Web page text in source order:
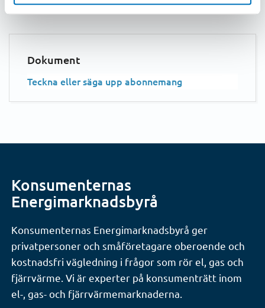
Dokument
Teckna eller säga upp abonnemang
Konsumenternas
Energimarknadsbyrå
Konsumenternas Energimarknadsbyrå ger
privatpersoner och småföretagare oberoende och
kostnadsfri vägledning i frågor som rör el, gas och
fjärrvärme. Vi är experter på konsumenträtt inom
el-, gas- och fjärrvärmemarknaderna.